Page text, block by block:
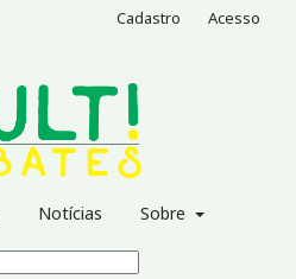
Notícias Sobre
Cadastro Acesso